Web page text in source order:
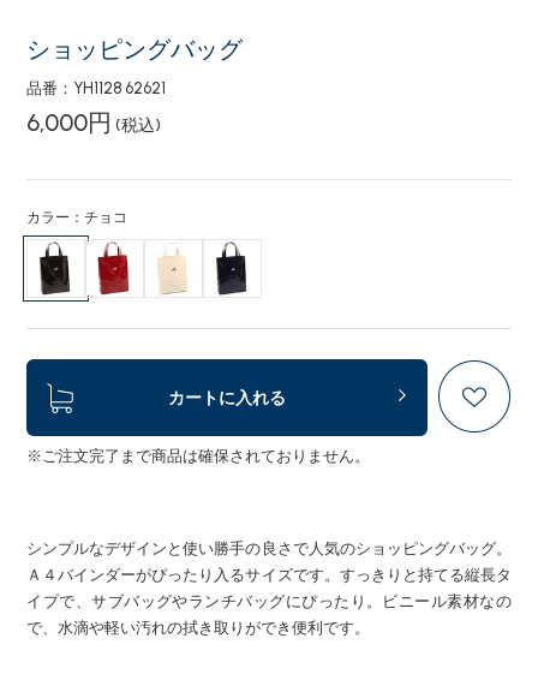
ショッピングバッグ
品番：YH1128 62621
6,000円 (税込)
カラー：チョコ
カートに入れる
※ご注文完了まで商品は確保されておりません。
シンプルなデザインと使い勝手の良さで人気のショッピングバッグ。
Ａ４バインダーがぴったり入るサイズです。すっきりと持てる縦長タ
イプで、サブバッグやランチバッグにぴったり。ビニール素材なの
で、水滴や軽い汚れの拭き取りができ便利です。